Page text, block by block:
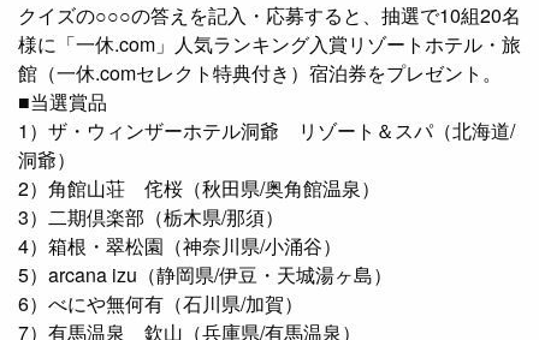
クイズの○○○の答えを記入・応募すると、抽選で10組20名
様に「一休.com」人気ランキング入賞リゾートホテル・旅
館（一休.comセレクト特典付き）宿泊券をプレゼント。
■当選賞品
1）ザ・ウィンザーホテル洞爺 リゾート＆スパ（北海道/
洞爺）
2）角館山荘 侘桜（秋田県/奥角館温泉）
3）二期倶楽部（栃木県/那須）
4）箱根・翠松園（神奈川県/小涌谷）
5）arcana izu（静岡県/伊豆・天城湯ヶ島）
6）べにや無何有（石川県/加賀）
7）有馬温泉 欽山（兵庫県/有馬温泉）